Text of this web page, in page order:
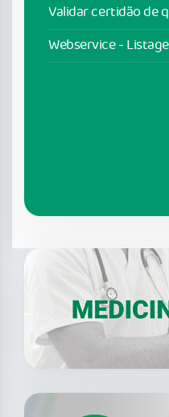
Validar certidão de
Webservice -